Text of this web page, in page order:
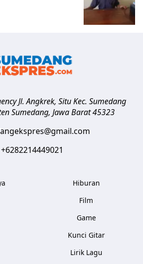
Jl. Angkrek, Situ Kec. Sumedang
Sumedang, Jawa Barat 45323
+6282214449021
Hiburan
Film
Game
Kunci Gitar
Lirik Lagu